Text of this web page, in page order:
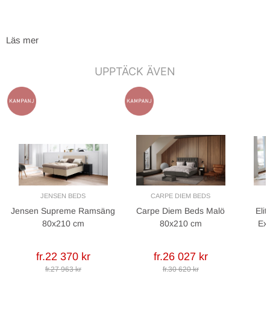
Läs mer
UPPTÄCK ÄVEN
JENSEN BEDS
Jensen Supreme Ramsäng
80x210 cm
fr.22 370 kr
fr.27 963 kr
CARPE DIEM BEDS
Carpe Diem Beds Malö
80x210 cm
fr.26 027 kr
fr.30 620 kr